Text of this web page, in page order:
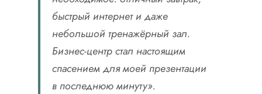
быстрый интернет и даже
небольшой тренажёрный зал.
Бизнес-центр стал настоящим
спасением для моей презентации
в последнюю минуту».